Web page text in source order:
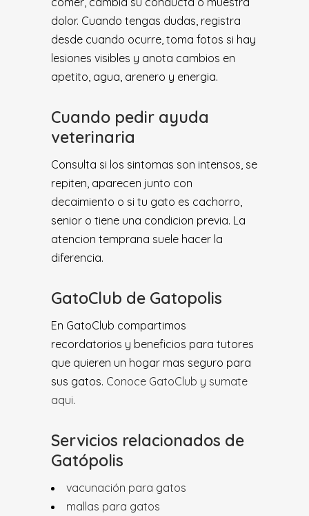
dolor. Cuando tengas dudas, registra
desde cuando ocurre, toma fotos si hay
lesiones visibles y anota cambios en
apetito, agua, arenero y energia.
Cuando pedir ayuda
veterinaria
Consulta si los sintomas son intensos, se
repiten, aparecen junto con
decaimiento o si tu gato es cachorro,
senior o tiene una condicion previa. La
atencion temprana suele hacer la
diferencia.
GatoClub de Gatopolis
En GatoClub compartimos
recordatorios y beneficios para tutores
que quieren un hogar mas seguro para
sus gatos. Conoce GatoClub y sumate
aqui.
Servicios relacionados de
Gatópolis
vacunación para gatos
mallas para gatos